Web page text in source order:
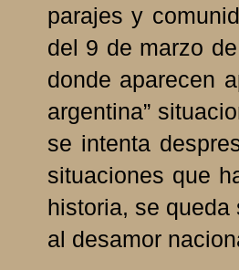
parajes y
del 9 de marzo
donde aparecen
argentina”
se intenta
situaciones que
historia, se queda
al desamor